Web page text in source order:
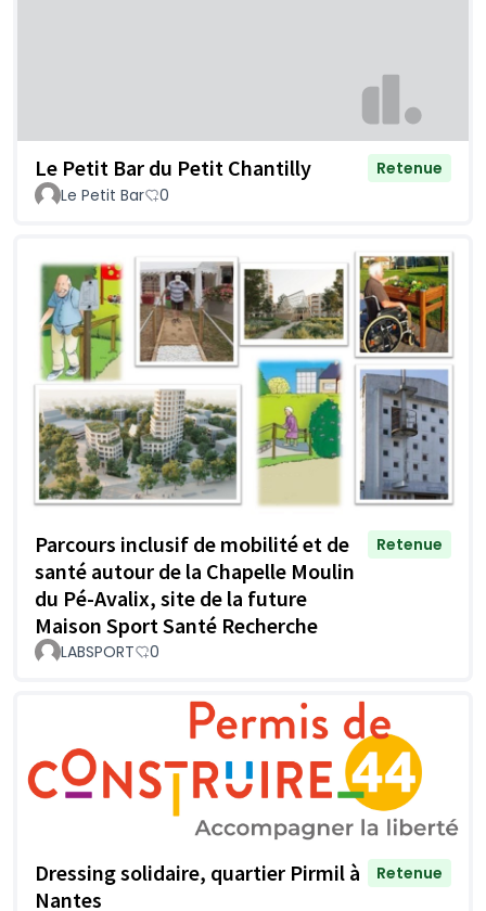
Le Petit Bar du Petit Chantilly
Retenue
Le Petit Bar
0
Parcours inclusif de mobilité et de
santé autour de la Chapelle Moulin
du Pé-Avalix, site de la future
Maison Sport Santé Recherche
Retenue
LABSPORT 0
Dressing solidaire, quartier Pirmil à
Nantes
Retenue